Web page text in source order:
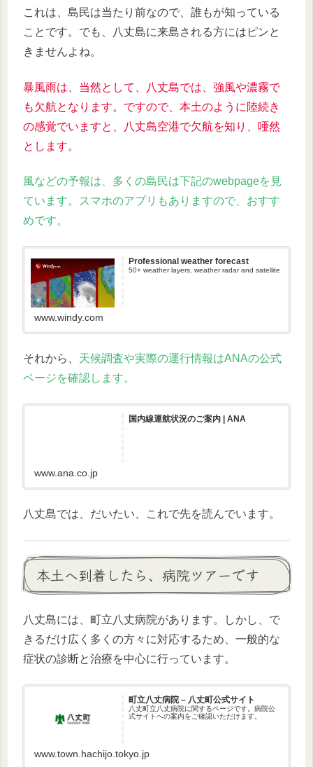
これは、島民は当たり前なので、誰もが知っている
ことです。でも、八丈島に来島される方にはピンと
きませんよね。
暴風雨は、当然として、八丈島では、強風や濃霧で
も欠航となります。ですので、本土のように陸続き
の感覚でいますと、八丈島空港で欠航を知り、唖然
とします。
風などの予報は、多くの島民は下記のwebpageを見
ています。スマホのアプリもありますので、おすす
めです。
Professional weather forecast
50+ weather layers, weather radar and satellite
www.windy.com
それから、 天候調査や実際の運行情報はANAの公式
ページを確認します。
国内線運航状況のご案内 | ANA
www.ana.co.jp
八丈島では、だいたい、これで先を読んでいます。
本土へ到着したら、病院ツアーです
八丈島には、町立八丈病院があります。しかし、で
きるだけ広く多くの方々に対応するため、一般的な
症状の診断と治療を中心に行っています。
町立八丈病院 – 八丈町公式サイト
八丈町立八丈病院に関するページです。病院公
式サイトへの案内をご確認いただけます。
www.town.hachijo.tokyo.jp